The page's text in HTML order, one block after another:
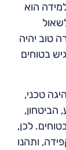
הוא
טוב יהיה
בטוחים
טכני,
לכן,
ותהנו